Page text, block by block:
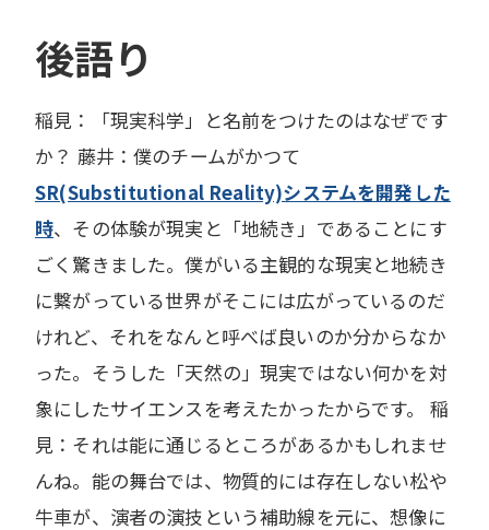
後語り
稲見：「現実科学」と名前をつけたのはなぜです
か？ 藤井：僕のチームがかつて
SR(Substitutional Reality)システムを開発した
時、その体験が現実と「地続き」であることにす
ごく驚きました。僕がいる主観的な現実と地続き
に繋がっている世界がそこには広がっているのだ
けれど、それをなんと呼べば良いのか分からなか
った。そうした「天然の」現実ではない何かを対
象にしたサイエンスを考えたかったからです。 稲
見：それは能に通じるところがあるかもしれませ
んね。能の舞台では、物質的には存在しない松や
牛車が、演者の演技という補助線を元に、想像に